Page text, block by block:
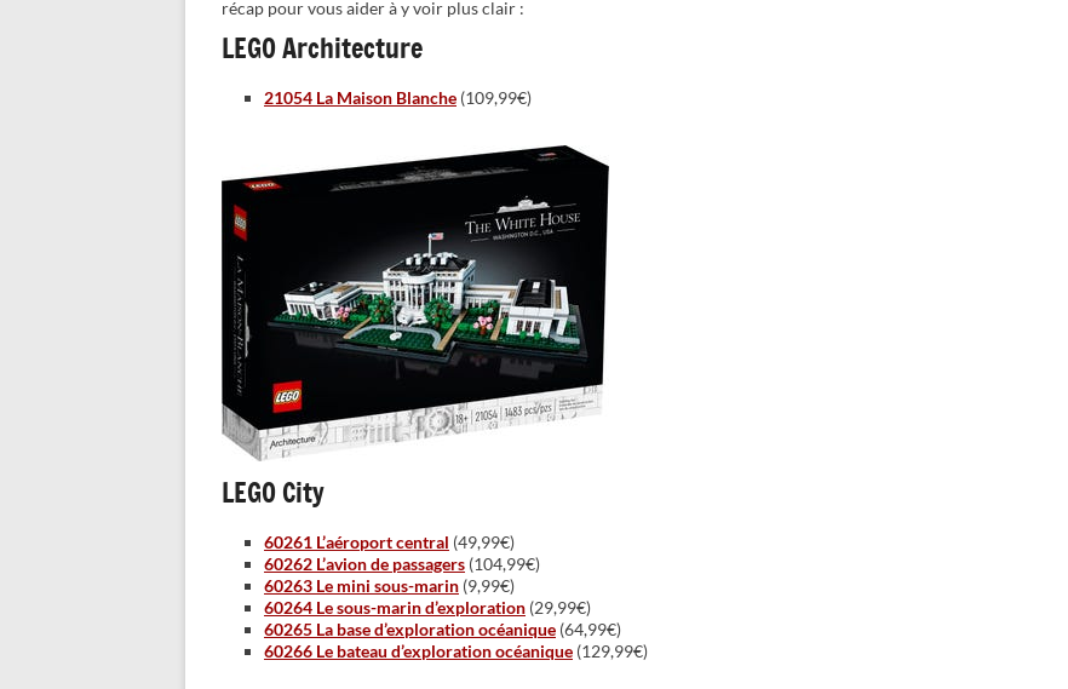
récap pour vous aider à y voir plus clair :
LEGO Architecture
21054 La Maison Blanche (109,99€)
LEGO City
60261 L’aéroport central (49,99€)
60262 L’avion de passagers (104,99€)
60263 Le mini sous-marin (9,99€)
60264 Le sous-marin d’exploration (29,99€)
60265 La base d’exploration océanique (64,99€)
60266 Le bateau d’exploration océanique (129,99€)